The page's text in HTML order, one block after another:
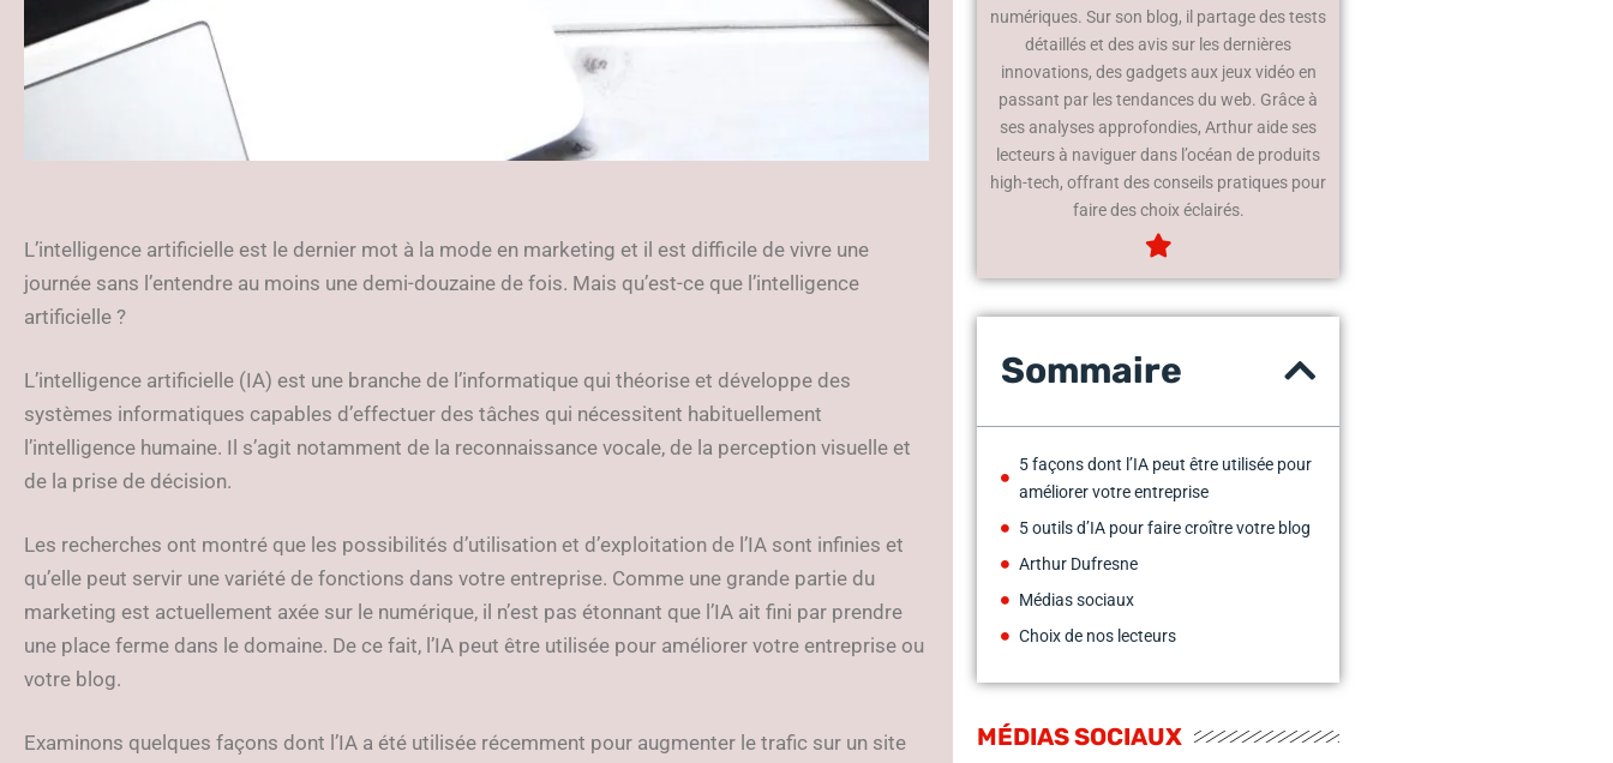
L’intelligence artificielle est le dernier mot à la mode en marketing et il est difficile de vivre une
journée sans l’entendre au moins une demi-douzaine de fois. Mais qu’est-ce que l’intelligence
artificielle ?
L’intelligence artificielle (IA) est une branche de l’informatique qui théorise et développe des
systèmes informatiques capables d’effectuer des tâches qui nécessitent habituellement
l’intelligence humaine. Il s’agit notamment de la reconnaissance vocale, de la perception visuelle et
de la prise de décision.
Les recherches ont montré que les possibilités d’utilisation et d’exploitation de l’IA sont infinies et
qu’elle peut servir une variété de fonctions dans votre entreprise. Comme une grande partie du
marketing est actuellement axée sur le numérique, il n’est pas étonnant que l’IA ait fini par prendre
une place ferme dans le domaine. De ce fait, l’IA peut être utilisée pour améliorer votre entreprise ou
votre blog.
Examinons quelques façons dont l’IA a été utilisée récemment pour augmenter le trafic sur un site
numériques. Sur son blog, il partage des tests
détaillés et des avis sur les dernières
innovations, des gadgets aux jeux vidéo en
passant par les tendances du web. Grâce à
ses analyses approfondies, Arthur aide ses
lecteurs à naviguer dans l’océan de produits
high-tech, offrant des conseils pratiques pour
faire des choix éclairés.
Sommaire
5 façons dont l’IA peut être utilisée pour
améliorer votre entreprise
5 outils d’IA pour faire croître votre blog
Arthur Dufresne
Médias sociaux
Choix de nos lecteurs
MÉDIAS SOCIAUX